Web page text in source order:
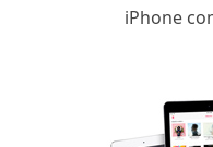
iPhone